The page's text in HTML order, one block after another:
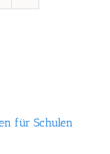
für Schulen